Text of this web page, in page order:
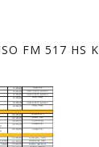
FM 517 HS K